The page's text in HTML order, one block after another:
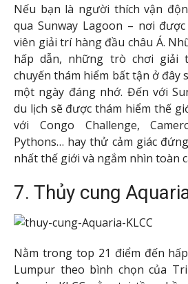
Nếu bạn là người thích vận
qua Sunway Lagoon – nơi
viên giải trí hàng đầu châu Á.
hấp dẫn, những trò chơi
chuyến thám hiểm bất tận ở đây
một ngày đáng nhớ. Đến với
du lịch sẽ được thám hiểm thế
với Congo Challenge,
Pythons… hay thử cảm giác
nhất thế giới và ngắm nhìn toàn
7. Thủy cung
Nằm trong top 21 điểm đến
Lumpur theo bình chọn của